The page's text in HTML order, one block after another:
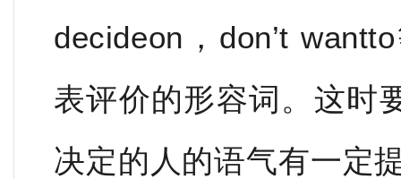
decideon，don’t
表评价的形容词。这时
决定的人的语气有一定